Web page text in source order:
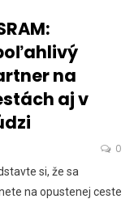
na
aj v
0
si, že sa
na opustenej ceste